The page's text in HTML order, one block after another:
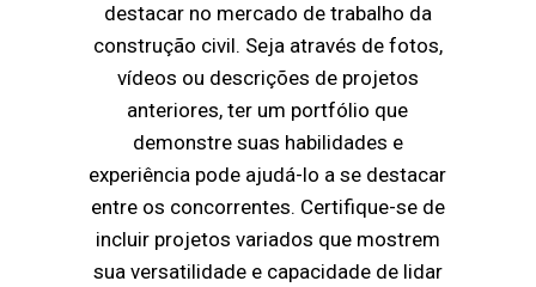
destacar no mercado de trabalho da
construção civil. Seja através de fotos,
vídeos ou descrições de projetos
anteriores, ter um portfólio que
demonstre suas habilidades e
experiência pode ajudá-lo a se destacar
entre os concorrentes. Certifique-se de
incluir projetos variados que mostrem
sua versatilidade e capacidade de lidar